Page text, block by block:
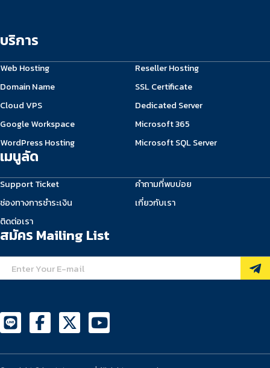
บริการ
Web Hosting
Domain Name
Cloud VPS
Google Workspace
WordPress Hosting
Reseller Hosting
SSL Certificate
Dedicated Server
Microsoft 365
Microsoft SQL Server
เมนูลัด
Support Ticket
ช่องทางการชำระเงิน
ติดต่อเรา
คำถามที่พบบ่อย
เกี่ยวกับเรา
สมัคร Mailing List